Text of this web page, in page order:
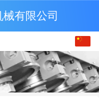
有限公司
English
繁体